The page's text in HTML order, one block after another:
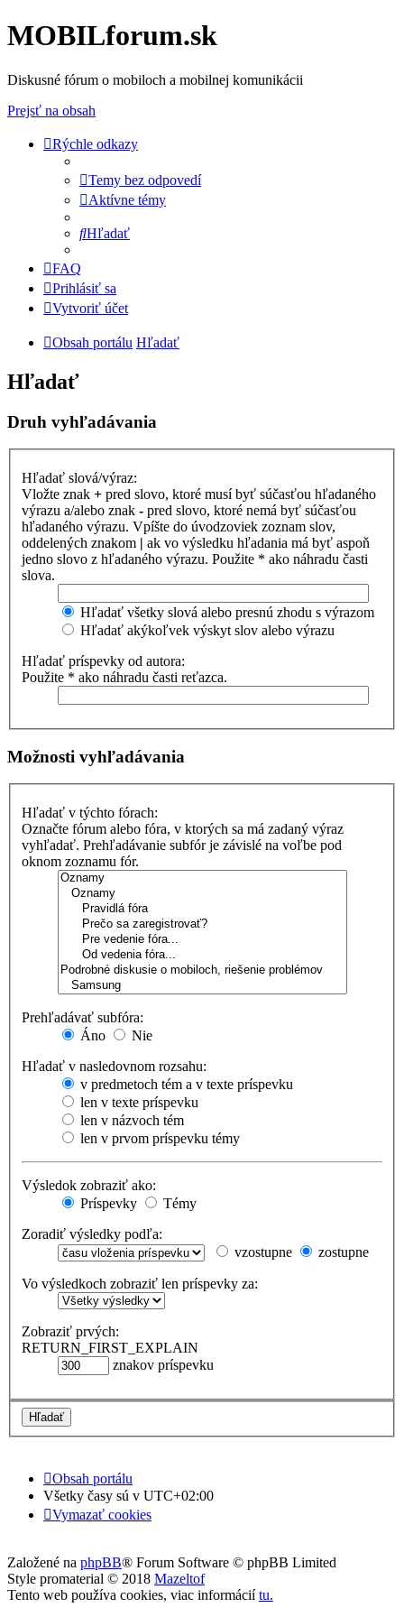
MOBILforum.sk
Diskusné fórum o mobiloch a mobilnej komunikácii
Prejsť na obsah
Rýchle odkazy
Temy bez odpovedí
Aktívne témy
Hľadať
FAQ
Prihlásiť sa
Vytvoriť účet
Obsah portálu Hľadať
Hľadať
Druh vyhľadávania
Hľadať slová/výraz:
Vložte znak + pred slovo, ktoré musí byť súčasťou hľadaného
výrazu a/alebo znak - pred slovo, ktoré nemá byť súčasťou
hľadaného výrazu. Vpíšte do úvodzoviek zoznam slov,
oddelených znakom | ak vo výsledku hľadania má byť aspoň
jedno slovo z hľadaného výrazu. Použite * ako náhradu časti
slova.
Hľadať všetky slová alebo presnú zhodu s výrazom
Hľadať akýkoľvek výskyt slov alebo výrazu
Hľadať príspevky od autora:
Použite * ako náhradu časti reťazca.
Možnosti vyhľadávania
Hľadať v týchto fórach:
Označte fórum alebo fóra, v ktorých sa má zadaný výraz
vyhľadať. Prehľadávanie subfór je závislé na voľbe pod
oknom zoznamu fór.
Prehľadávať subfóra:
Áno
Nie
Hľadať v nasledovnom rozsahu:
v predmetoch tém a v texte príspevku
len v texte príspevku
len v názvoch tém
len v prvom príspevku témy
Výsledok zobraziť ako:
Príspevky
Témy
Zoradiť výsledky podľa:
vzostupne
zostupne
Vo výsledkoch zobraziť len príspevky za:
Zobraziť prvých:
RETURN_FIRST_EXPLAIN
znakov príspevku
Obsah portálu
Všetky časy sú v UTC+02:00
Vymazať cookies
Založené na phpBB® Forum Software © phpBB Limited
Style promaterial © 2018 Mazeltof
Tento web používa cookies, viac informáciítu.